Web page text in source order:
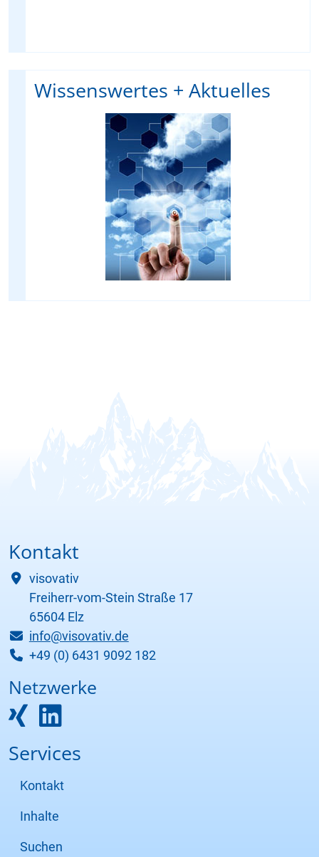
Wissenswertes + Aktuelles
Kontakt
visovativ
Freiherr-vom-Stein Straße 17
65604 Elz
info@visovativ.de
+49 (0) 6431 9092 182
Netzwerke
Services
Kontakt
Inhalte
Suchen